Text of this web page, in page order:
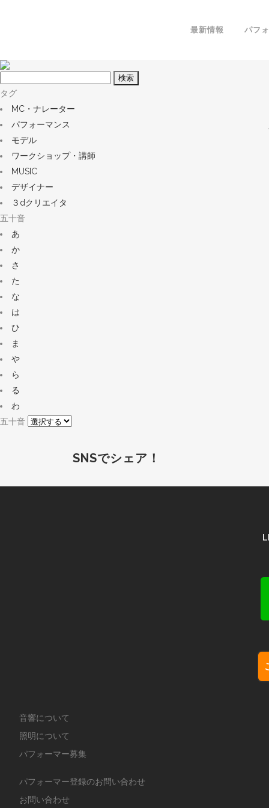
最新情報 パフ
リ
ー
ワ
ー
ド
タグ
MC・ナレーター
パフォーマンス
モデル
ワークショップ・講師
MUSIC
デザイナー
３dクリエイタ
五十音
あ
か
さ
た
な
は
ひ
ま
や
ら
る
わ
五十音
SNSでシェア！
音響について
照明について
パフォーマー募集
パフォーマー登録のお問い合わせ
お問い合わせ